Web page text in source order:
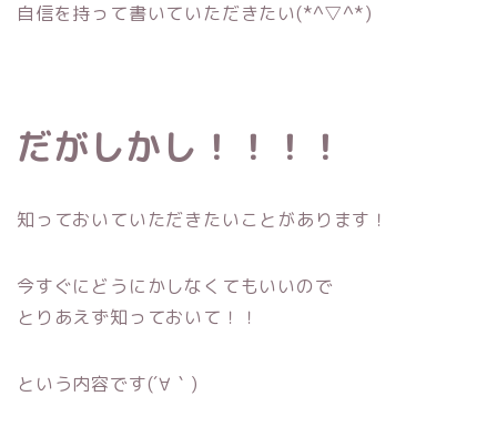
自信を持って書いていただきたい(*^▽^*)
だがしかし！！！！
知っておいていただきたいことがあります！
今すぐにどうにかしなくてもいいので
とりあえず知っておいて！！
という内容です(´∀｀)